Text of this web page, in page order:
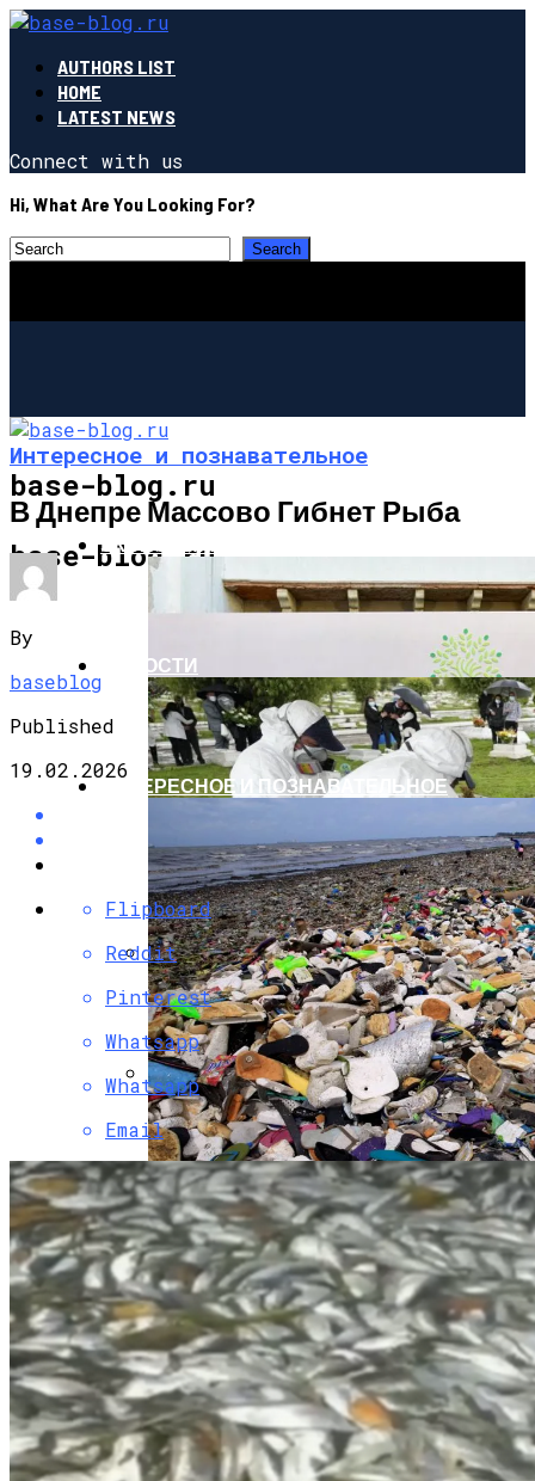
AUTHORS LIST
HOME
LATEST NEWS
Connect with us
Hi, What Are You Looking For?
base-blog.ru
base-blog.ru
ЭКОНОМИКА И ПОЛИТИКА
G7 Договорились Регулировать
Искусственный Интеллект
НОВОСТИ
Коронавирус В США Оказался
Смертоноснее «испанки» 1918 Года
ИНТЕРЕСНОЕ И ПОЗНАВАТЕЛЬНОЕ
В Киеве Появится Арт-Объект В Виде
«Мусорного Человека»
Интересное и познавательное
В Днепре Массово Гибнет Рыба
By
baseblog
Published
19.02.2026
Flipboard
Reddit
Pinterest
Whatsapp
Whatsapp
Email